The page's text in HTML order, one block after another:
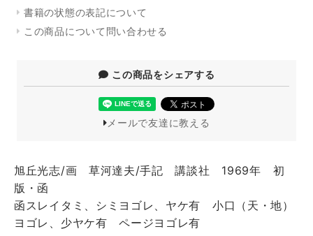
書籍の状態の表記について
この商品について問い合わせる
この商品をシェアする
メールで友達に教える
旭丘光志/画 草河達夫/手記 講談社 1969年 初
版・函
函スレイタミ、シミヨゴレ、ヤケ有 小口（天・地）
ヨゴレ、少ヤケ有 ページヨゴレ有